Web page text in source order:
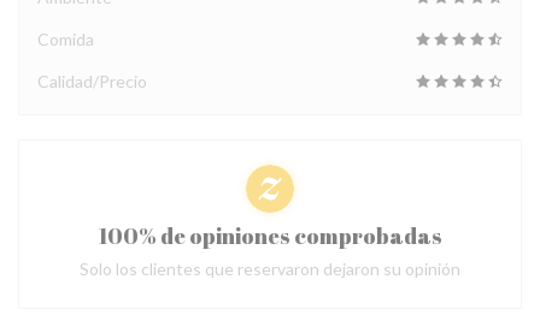
Comida
Calidad/Precio
100% de opiniones comprobadas
Solo los clientes que reservaron dejaron su opinión